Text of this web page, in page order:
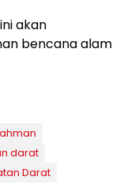
akan
bencana alam
darat
Darat